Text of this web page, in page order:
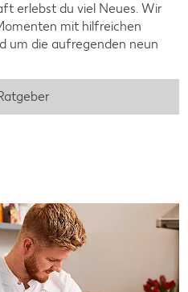
erlebst du viel Neues. Wir
mit hilfreichen
um die aufregenden neun